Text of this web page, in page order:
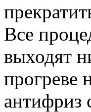
Все
выходят
прогреве
антифриз